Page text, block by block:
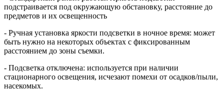
подстраивается под окружающую обстановку, расстояние до
предметов и их освещенность
- Ручная установка яркости подсветки в ночное время: может
быть нужно на некоторых объектах c фиксированным
расстоянием до зоны съемки.
- Подсветка отключена: используется при наличии
стационарного освещения, исчезают помехи от осадков/пыли,
насекомых.